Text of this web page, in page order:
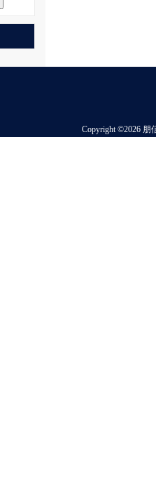
Copyright ©2026 朋